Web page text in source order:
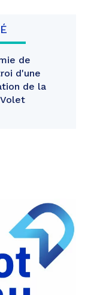
de
d'une
de la